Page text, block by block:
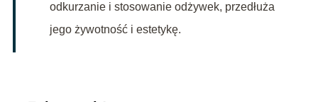
odkurzanie i stosowanie odżywek, przedłuża
jego żywotność i estetykę.